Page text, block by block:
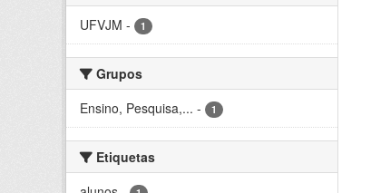
UFVJM - 1
Grupos
Ensino, Pesquisa,... - 1
Etiquetas